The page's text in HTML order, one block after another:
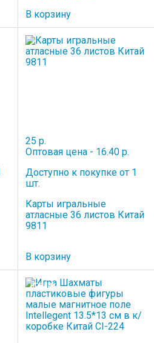
В корзину
25 р.
Оптовая цена - 16.40 р.
Доступно к покупке от 1
шт.
Карты игральные
атласные 36 листов Китай
9811
В корзину
НОВИНКА